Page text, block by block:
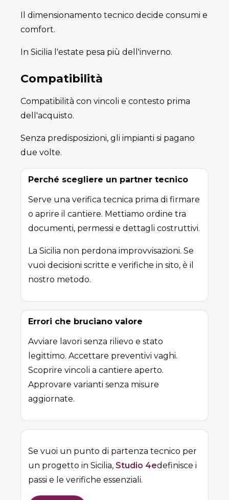
Il dimensionamento tecnico decide consumi e
comfort.
In Sicilia l'estate pesa più dell'inverno.
Compatibilità
Compatibilità con vincoli e contesto prima
dell'acquisto.
Senza predisposizioni, gli impianti si pagano
due volte.
Perché scegliere un partner tecnico
Serve una verifica tecnica prima di firmare
o aprire il cantiere. Mettiamo ordine tra
documenti, permessi e dettagli costruttivi.
La Sicilia non perdona improvvisazioni. Se
vuoi decisioni scritte e verifiche in sito, è il
nostro metodo.
Errori che bruciano valore
Avviare lavori senza rilievo e stato
legittimo. Accettare preventivi vaghi.
Scoprire vincoli a cantiere aperto.
Approvare varianti senza misure
aggiornate.
Se vuoi un punto di partenza tecnico per
un progetto in Sicilia, Studio 4edefinisce i
passi e le verifiche essenziali.